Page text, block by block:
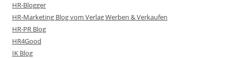
HR-Blogger
HR-Marketing Blog vom Verlag Werben & Verkaufen
HR-PR Blog
HR4Good
IK Blog